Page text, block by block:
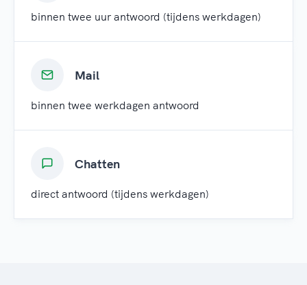
binnen twee uur antwoord (tijdens werkdagen)
Mail
binnen twee werkdagen antwoord
Chatten
direct antwoord (tijdens werkdagen)